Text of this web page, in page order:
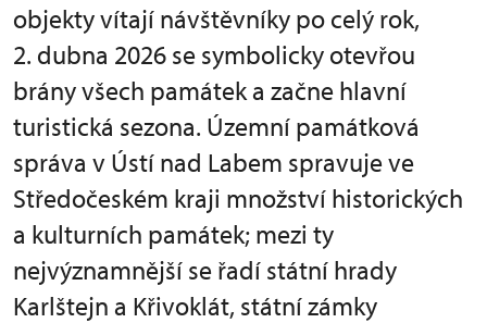
objekty vítají návštěvníky po celý rok,
2. dubna 2026 se symbolicky otevřou
brány všech památek a začne hlavní
turistická sezona. Územní památková
správa v Ústí nad Labem spravuje ve
Středočeském kraji množství historických
a kulturních památek; mezi ty
nejvýznamnější se řadí státní hrady
Karlštejn a Křivoklát, státní zámky